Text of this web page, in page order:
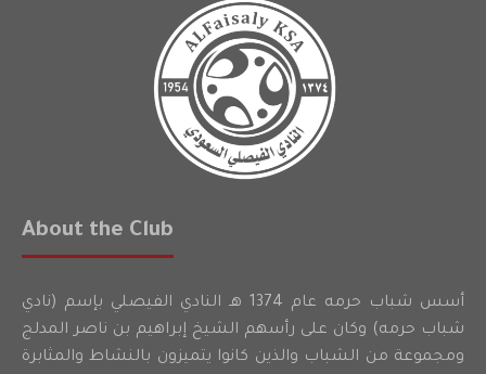
About the Club
أسس شباب حرمه عام 1374 هـ النادي الفيصلي بإسم (نادي
شباب حرمه) وكان على رأسهم الشيخ إبراهيم بن ناصر المدلج
ومجموعة من الشباب والذين كانوا يتميزون بالنشاط والمثابرة